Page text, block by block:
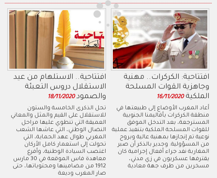
افتتاحية.. الاستلهام من عيد
الاستقلال دروس التعبئة
والصمود 18/11/2020
تحل الذكرى الخامسة والستون
للاستقلال على القيم والمثل والمعاني
العميقة التي تنطوي عليها مراحل
النضال الوطني، التي عاشها الشعب
المغربي طوال عهد الحماية، التي
تحولت إلى استعمار كامل الأركان
اغتصب السيادة الوطنية، وأفرغ
معاهدة فاس الموقعة في 30 مارس
1912 من مضامينها ومحتوياتها، حتى
صار المغرب وديعة
افتتاحية: الكركرات.. مهنية
وجاهزية القوات المسلحة
الملكية 16/11/2020
أعاد المغرب الأوضاع إلى طبيعتها في
منطقة الكركرات بأقاليمنا الجنوبية
المسترجعة، بعد التدخل الموفق
للقوات المسلحة الملكية بتنفيذ عملية
نوعية تم إنجازها بمهنية عالية وبروح
من المسؤولية. وجدير بالذكر أن صبر
المغاربة نفد جراء أفعال إجرامية كان
يقترفها عسكريون في زي مدني،
مسخرين من طرف جهة معادية